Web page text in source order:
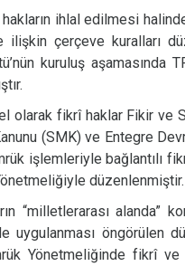
ihlal edilmesi
ilişkin çerçeve kuralları
kuruluş aşamasında
olarak fikrî haklar Fikir ve
(SMK) ve Entegre
işlemleriyle bağlantılı
düzenlenmiştir.
“milletlerarası alanda”
uygulanması öngörülen
Yönetmeliğinde fikrî